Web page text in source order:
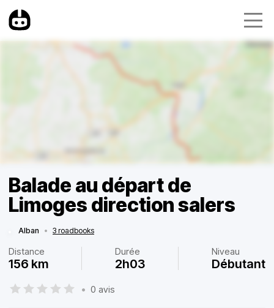
Balade au départ de
Limoges direction salers
Alban • 3 roadbooks
Distance
156 km
Durée
2h03
Niveau
Débutant
• 0 avis